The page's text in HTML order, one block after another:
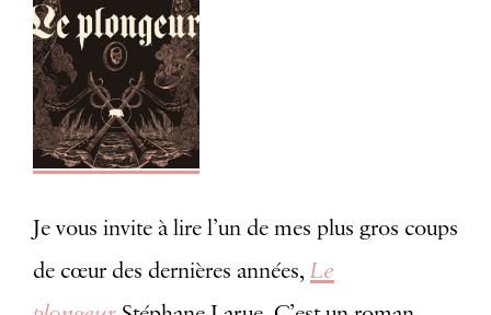
Je vous invite à lire l’un de mes plus gros coups
de cœur des dernières années, Le